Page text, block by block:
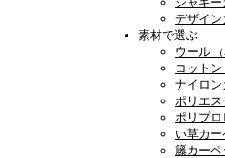
デザイン
素材で選ぶ
ウール
コットン
ナイロン
ポリエ
ポリプ
い草カー
籐カーペ